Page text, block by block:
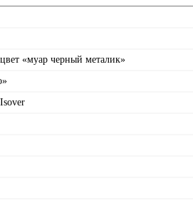
«муар черный металик»